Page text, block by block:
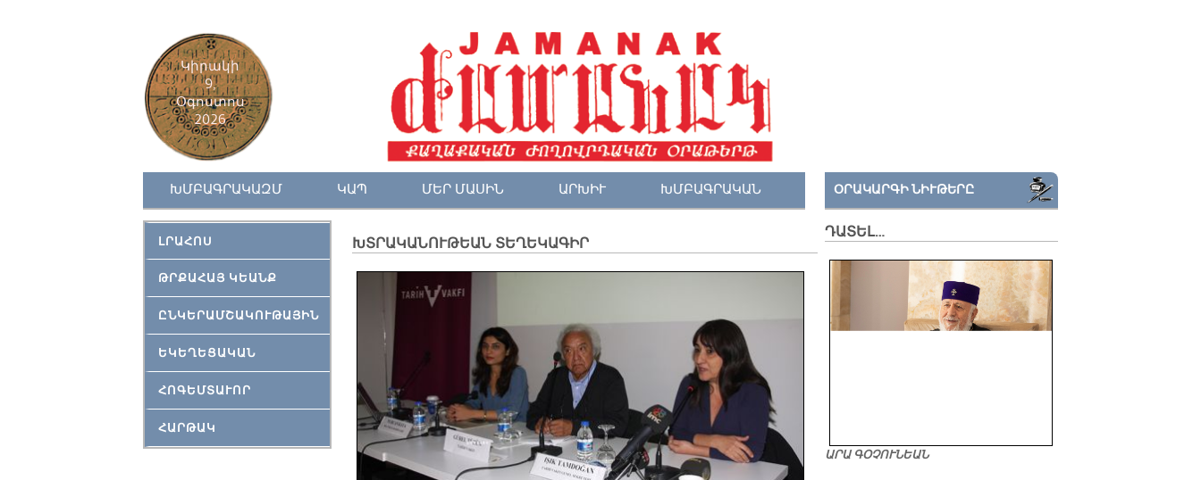
Կիրակի
9,
Օգոստոս
2026
ԽՄԲԱԳՐԱԿԱԶՄ ԿԱՊ ՄԵՐ ՄԱՍԻՆ ԱՐԽԻՒ ԽՄԲԱԳՐԱԿԱՆ
ԼՐԱՀՈՍ
ԹՐՔԱՀԱՅ ԿԵԱՆՔ
ԸՆԿԵՐԱՄՇԱԿՈՒԹԱՅԻՆ
ԵԿԵՂԵՑԱԿԱՆ
ՀՈԳԵՄՏԱՒՈՐ
ՀԱՐԹԱԿ
ԽՏՐԱԿԱՆՈՒԹԵԱՆ ՏԵՂԵԿԱԳԻՐ
ՕՐԱԿԱՐԳԻ ՆԻՒԹԵՐԸ
ԴԱՏԵԼ…
ԱՐԱ ԳՕՉՈՒՆԵԱՆ